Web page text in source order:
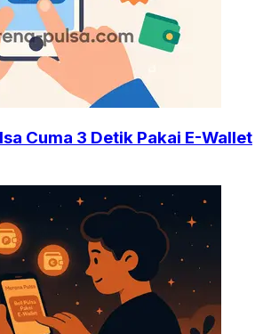
Cuma 3 Detik Pakai E-Wallet